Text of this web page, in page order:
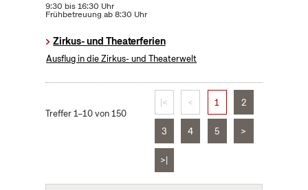
9:30 bis 16:30 Uhr
Frühbetreuung ab 8:30 Uhr
Zirkus- und Theaterferien
Ausflug in die Zirkus- und Theaterwelt
Treffer 1–10 von 150
|< < 1 2
3 4 5 >
>|